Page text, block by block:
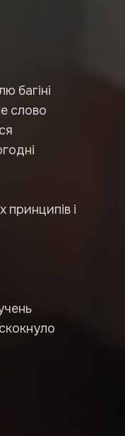
багіні
слово
принципів і